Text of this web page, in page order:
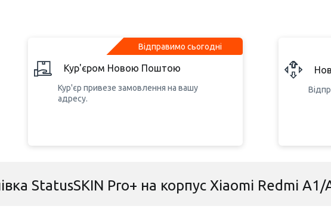
Відправимо сьогодні
Кур'єром Новою Поштою
Кур'єр привезе замовлення на вашу
адресу.
StatusSKIN Pro+ на корпус Xiaomi Redmi